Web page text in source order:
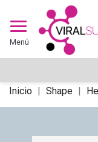
Menú
Inicio Shape